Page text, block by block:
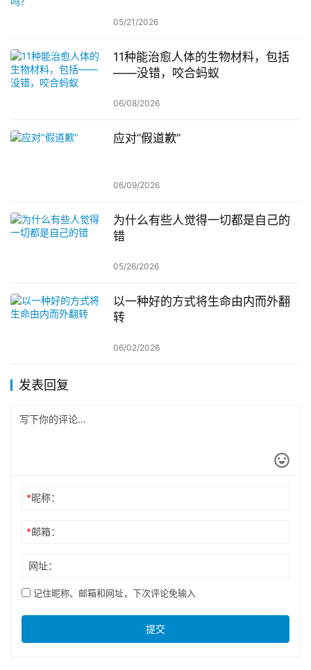
05/21/2026
11种能治愈人体的生物材料，包括
——没错，咬合蚂蚁
06/08/2026
应对”假道歉”
06/09/2026
为什么有些人觉得一切都是自己的
错
05/26/2026
以一种好的方式将生命由内而外翻
转
06/02/2026
发表回复
*昵称：
*邮箱：
网址：
记住昵称、邮箱和网址，下次评论免输入
提交